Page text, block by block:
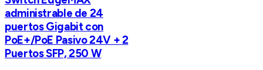
administrable de 24
puertos Gigabit con
PoE+/PoE Pasivo 24V + 2
Puertos SFP, 250 W